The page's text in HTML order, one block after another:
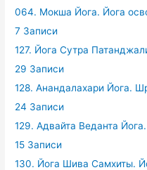
064. Мокша Йога. Йога
7 Записи
127. Йога Сутра
29 Записи
128. Анандалахари Йога.
24 Записи
129. Адвайта Веданта
15 Записи
130. Йога Шива Самхиты.